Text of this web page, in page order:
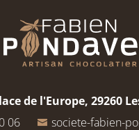
de l'Europe, 29260
06
societe-fabien-